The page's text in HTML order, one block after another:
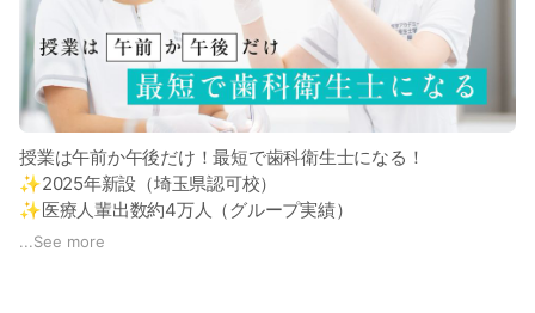
授業は午前か午後だけ！最短で歯科衛生士になる！
✨2025年新設（埼玉県認可校）
✨医療人輩出数約4万人（グループ実績）
✨求人件数2,800件以上（専門学校実績）
...See more